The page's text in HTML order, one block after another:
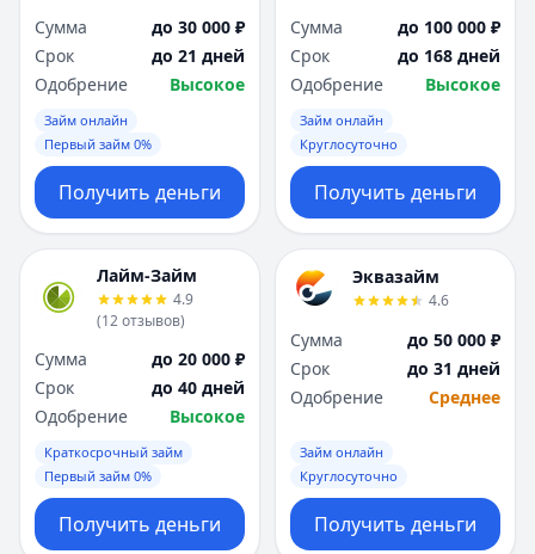
Сумма
до 30 000 ₽
Срок
до 21 дней
Одобрение
Высокое
Займ онлайн
Первый займ 0%
Получить деньги
Сумма
до 100 000 ₽
Срок
до 168 дней
Одобрение
Высокое
Займ онлайн
Круглосуточно
Получить деньги
Лайм-Займ
4.9
(12отзывов)
Сумма
до 20 000 ₽
Срок
до 40 дней
Одобрение
Высокое
Краткосрочный займ
Первый займ 0%
Получить деньги
Эквазайм
4.6
Сумма
до 50 000 ₽
Срок
до 31 дней
Одобрение
Среднее
Займ онлайн
Круглосуточно
Получить деньги